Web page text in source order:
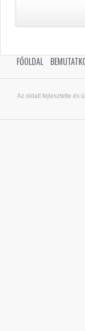
FŐOLDAL
Az oldalt fejlesztette és